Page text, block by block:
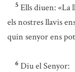
5 Ells diuen: «La
els nostres llavis
quin senyor ens
6 Diu el Senyor: